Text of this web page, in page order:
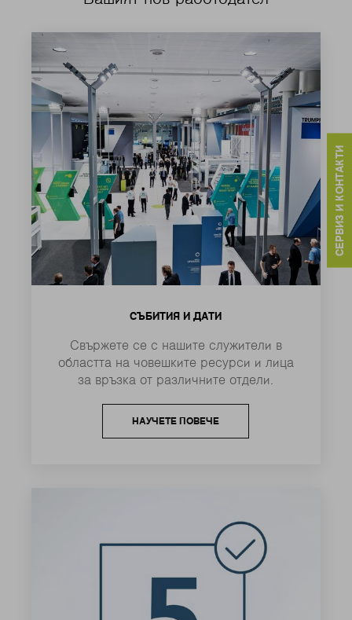
СЪБИТИЯ И ДАТИ
Свържете се с нашите служители в
областта на човешките ресурси и лица
за връзка от различните отдели.
НАУЧЕТЕ ПОВЕЧЕ
СЕРВИЗ И КОНТАКТИ